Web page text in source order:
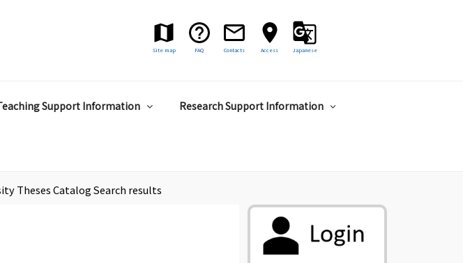
Site map FAQ Contacts Access Japanese
Support Information Research Support Information
Theses Catalog Search results